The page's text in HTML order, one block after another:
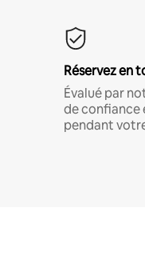
Réservez en
Évalué par
de confiance
pendant